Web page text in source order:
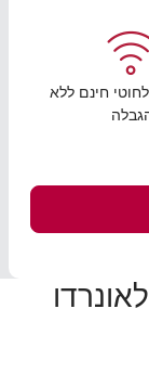
חינם ללא